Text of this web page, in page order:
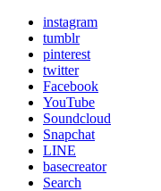
instagram
tumblr
pinterest
twitter
Facebook
YouTube
Soundcloud
Snapchat
LINE
basecreator
Search